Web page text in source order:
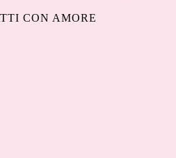
CON AMORE